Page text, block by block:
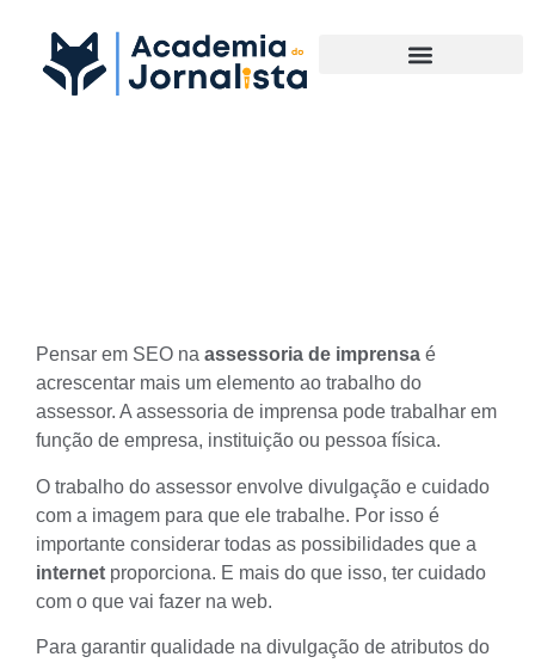
Pensar em SEO na assessoria de imprensa é
acrescentar mais um elemento ao trabalho do
assessor. A assessoria de imprensa pode trabalhar em
função de empresa, instituição ou pessoa física.
O trabalho do assessor envolve divulgação e cuidado
com a imagem para que ele trabalhe. Por isso é
importante considerar todas as possibilidades que a
internet proporciona. E mais do que isso, ter cuidado
com o que vai fazer na web.
Para garantir qualidade na divulgação de atributos do